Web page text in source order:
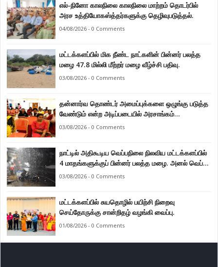
எல்-நினோ காலநிலை காலநிலை மாற்றம் தொடர்பில்
அரச உத்தியோகஸ்த்தர்களுக்கு தெழிவுபடுத்தல்.
04/08/2026 - 0 Comments
மட்டக்களப்பில் மிக நீண்ட நாட்களின் பின்னர் பலத்த
மழை 47.8 மில்லி மீற்றர் மழை வீழ்ச்சி பதிவு.
03/08/2026 - 0 Comments
தன்னார்வ தொண்டர் அமைப்புக்களை ஒழுங்கு படுத்த
வேண்டும் என்ற அடிப்படையில் அரசாங்கம்
கொண்டுவரவுள்ள சட்டம் - சட்டத்தரணி ஐங்கரன்.
03/08/2026 - 0 Comments
நாட்டில் அதிகூடிய வெப்பநிலை நிலவிய மட்டக்களப்பில்
4 மாதங்களுக்குப் பின்னர் பலத்த மழை. அனல் வெப்பக்
காலநிலை தணிந்தது.
03/08/2026 - 0 Comments
மட்டக்களப்பில் சுயதொழில் பயிற்சி நிறைவு
செய்தோருக்கு சான்றிதழ் வழங்கி வைப்பு.
01/08/2026 - 0 Comments